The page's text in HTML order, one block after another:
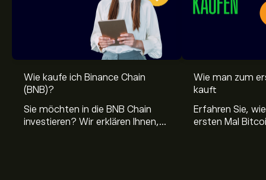
Wie kaufe ich Binance Chain
(BNB)?
Sie möchten in die BNB Chain
investieren? Wir erklären Ihnen,
Wie man zum
kauft
Erfahren Sie,
ersten Mal